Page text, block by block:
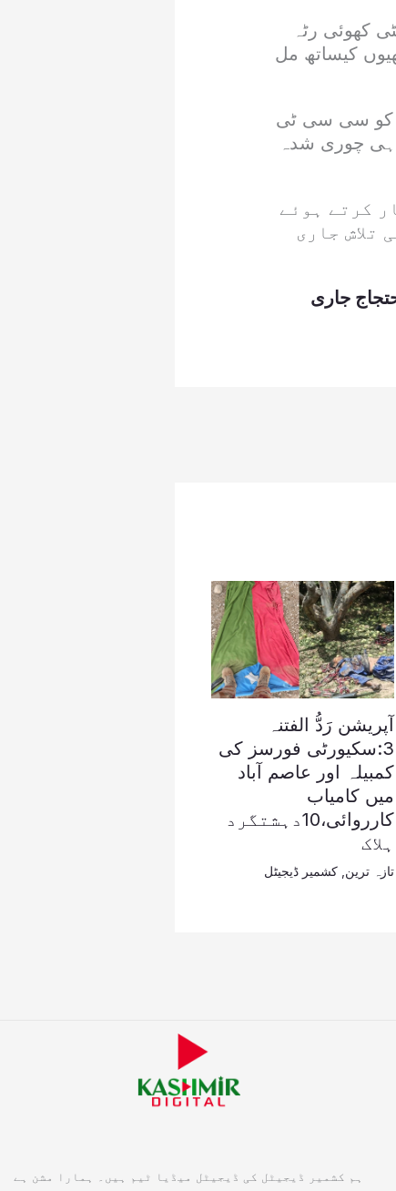
کھوئی رٹہ
کیساتھ مل
کو سی سی ٹی
ہی چوری شدہ
کرتے ہوئے
تلاش جاری
جاری
آپریشن رَدُّ الفتنہ
3:سکیورٹی فورسز کی
کمبیلہ اور عاصم آباد
میں کامیاب
کارروائی،10دہشتگرد
ہلاک
تازہ ترین کشمیر ڈیجیٹل
ہم کشمیر ڈیجیٹل کی ڈیجیٹل میڈیا ٹیم ہیں۔ ہمارا مشن ہے